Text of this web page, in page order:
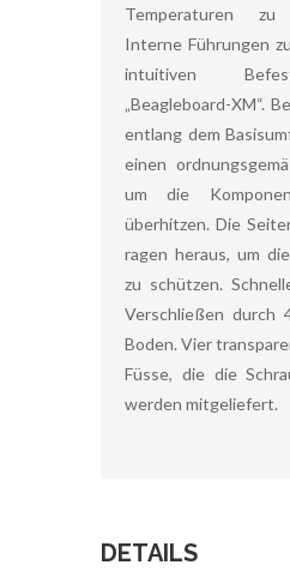
Temperaturen zu
Interne Führungen
intuitiven
„Beagleboard-XM“.
entlang dem
einen
um die
überhitzen. Die
ragen heraus, um
zu schützen.
Verschließen durch
Boden. Vier
Füsse, die die
werden mitgeliefert.
DETAILS